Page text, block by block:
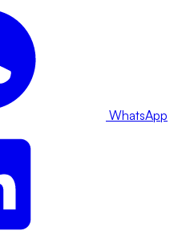
WhatsApp